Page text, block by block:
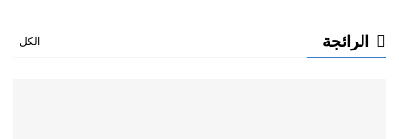
الرائجة الكل